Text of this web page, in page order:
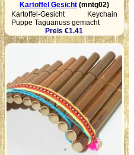
Kartoffel Gesicht(mntg02)
Kartoffel-Gesicht Keychain
Puppe Taguanuss gemacht
Preis €1.41